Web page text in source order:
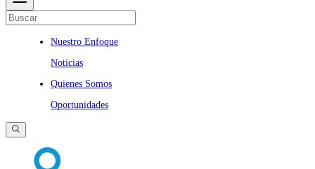
Nuestro Enfoque
Noticias
Quienes Somos
Oportunidades